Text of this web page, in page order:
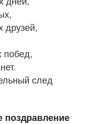
друзей,
побед,
след
поздравление